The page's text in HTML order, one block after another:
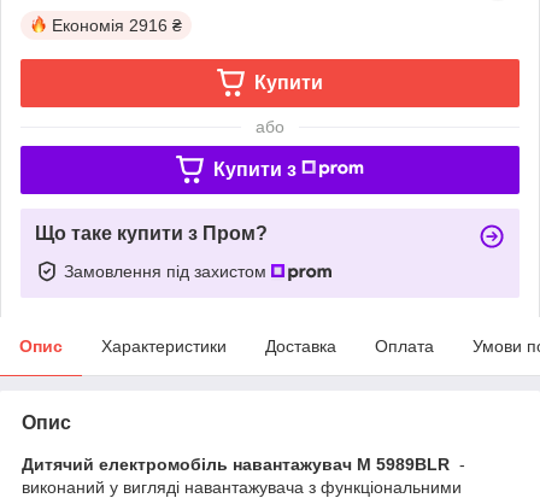
Економія 2916 ₴
Купити
або
Купити з
Що таке купити з Пром?
Замовлення під захистом
Опис Характеристики Доставка Оплата Умови
Опис
Дитячий електромобіль навантажувач M 5989BLR -
виконаний у вигляді навантажувача з функціональними